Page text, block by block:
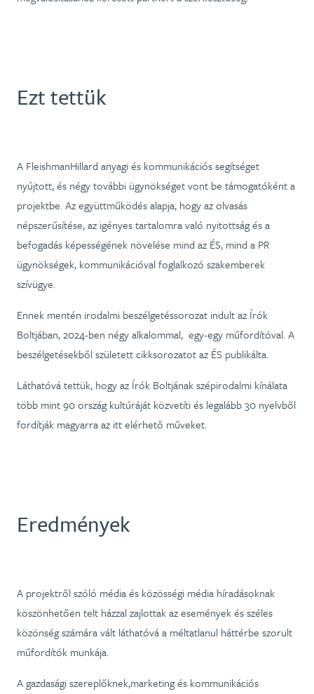
Ezt tettük
A FleishmanHillard anyagi és kommunikációs segítséget
nyújtott, és négy további ügynökséget vont be támogatóként a
projektbe. Az együttműködés alapja, hogy az olvasás
népszerűsítése, az igényes tartalomra való nyitottság és a
befogadás képességének növelése mind az ÉS, mind a PR
ügynökségek, kommunikációval foglalkozó szakemberek
szívügye.
Ennek mentén irodalmi beszélgetéssorozat indult az Írók
Boltjában, 2024-ben négy alkalommal, egy-egy műfordítóval. A
beszélgetésekből született cikksorozatot az ÉS publikálta.
Láthatóvá tettük, hogy az Írók Boltjának szépirodalmi kínálata
több mint 90 ország kultúráját közvetíti és legalább 30 nyelvből
fordítják magyarra az itt elérhető műveket.
Eredmények
A projektről szóló média és közösségi média híradásoknak
köszönhetően telt házzal zajlottak az események és széles
közönség számára vált láthatóvá a méltatlanul háttérbe szorult
műfordítók munkája.
A gazdasági szereplőknek,marketing és kommunikációs